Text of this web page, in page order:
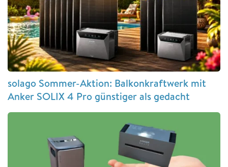
solago Sommer-Aktion: Balkonkraftwerk mit
Anker SOLIX 4 Pro günstiger als gedacht